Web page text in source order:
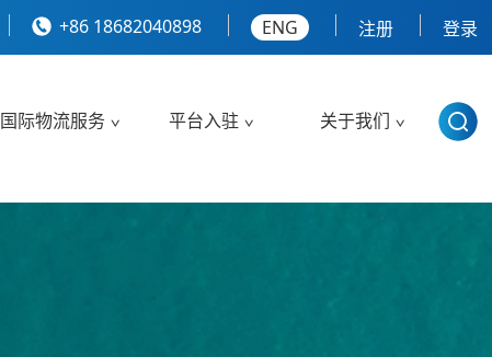
+86 18682040898 ENG 注册 登录
国际物流服务 平台入驻 关于我们